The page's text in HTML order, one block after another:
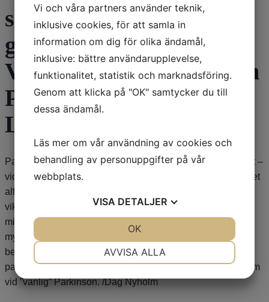
sitter i rullstol det har
gått utför jättesnabbt.
Vad är skillnaden mellan
Parkinson och
Lewybody?
Parkinson och Lewykroppsdemens har mycket gemensamt –
vid båda sjukdomarna har man hopklumpningar av proteinet
alfa-synuklein, så kallade Lewykroppar, i nervcellerna. En
viktig skillnad är att kognitiva symtom (svårigehter med
minne och tänkande, samt hallucinationer) uppkommer
mycket tidigare vid Lewykroppsdemens. Precis som du
beskriver blir man tyvärr snabbare försämrad. Ibland kan
parkinsonmediciner hjälpa till viss del, men inte lika bra som
vid ”vanlig” Parkinson. /Dag Nyholm
Vi och våra partners använder teknik,
inklusive cookies, för att samla in
information om dig för olika ändamål,
inklusive: bättre användarupplevelse,
funktionalitet, statistik och marknadsföring.
Genom att klicka på "OK" samtycker du till
dessa ändamål.
Läs mer om vår användning av cookies och
behandling av personuppgifter på vår
webbplats.
VISA DETALJER
MARKNADSFÖRING
AVVISA ALLA
OK